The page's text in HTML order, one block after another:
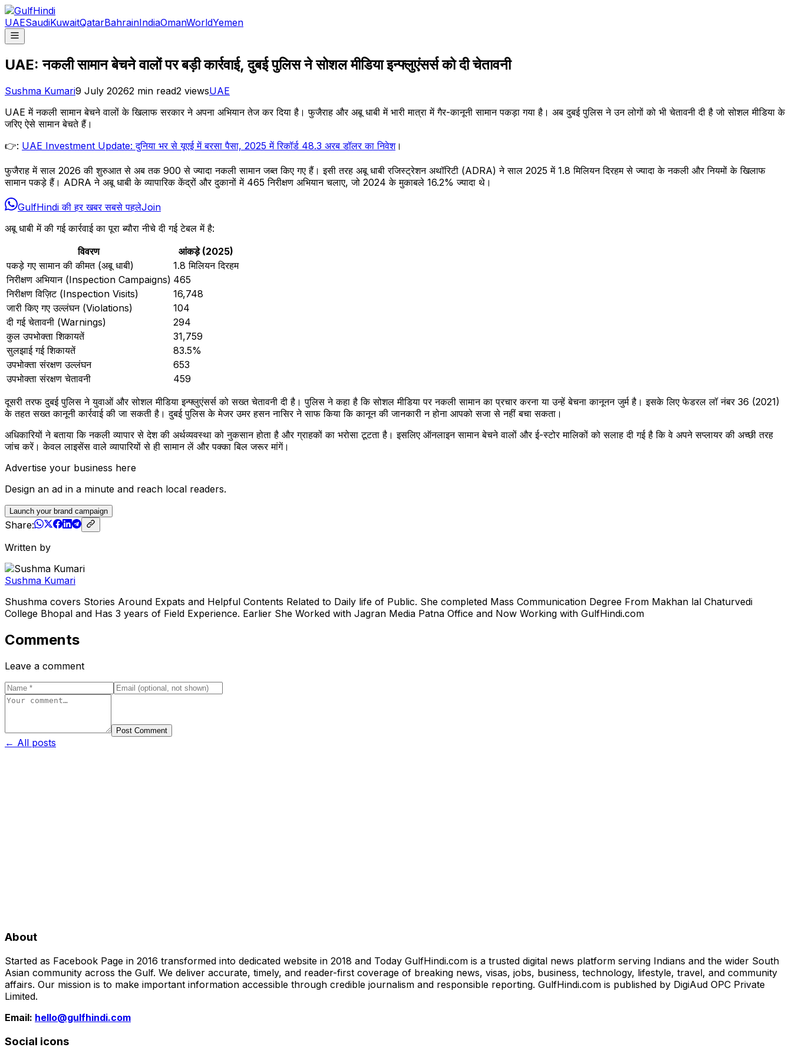
UAESaudiKuwaitQatarBahrainIndiaOmanWorldYemen
UAE: नकली सामान बेचने वालों पर बड़ी कार्रवाई, दुबई पुलिस ने सोशल मीडिया इन्फ्लुएंसर्स को दी चेतावनी
Sushma Kumari9 July 20262 min read2 viewsUAE
UAE में नकली सामान बेचने वालों के खिलाफ सरकार ने अपना अभियान तेज कर दिया है। फुजैराह और अबू धाबी में भारी मात्रा में गैर-कानूनी सामान पकड़ा गया है। अब दुबई पुलिस ने उन लोगों को भी चेतावनी दी है जो सोशल मीडिया के
जरिए ऐसे सामान बेचते हैं।
👉: UAE Investment Update: दुनिया भर से यूएई में बरसा पैसा, 2025 में रिकॉर्ड 48.3 अरब डॉलर का निवेश।
फुजैराह में साल 2026 की शुरुआत से अब तक 900 से ज्यादा नकली सामान जब्त किए गए हैं। इसी तरह अबू धाबी रजिस्ट्रेशन अथॉरिटी (ADRA) ने साल 2025 में 1.8 मिलियन दिरहम से ज्यादा के नकली और नियमों के खिलाफ
सामान पकड़े हैं। ADRA ने अबू धाबी के व्यापारिक केंद्रों और दुकानों में 465 निरीक्षण अभियान चलाए, जो 2024 के मुकाबले 16.2% ज्यादा थे।
GulfHindi की हर खबर सबसे पहलेJoin
अबू धाबी में की गई कार्रवाई का पूरा ब्यौरा नीचे दी गई टेबल में है:
विवरण
आंकड़े (2025)
पकड़े गए सामान की कीमत (अबू धाबी)
1.8 मिलियन दिरहम
निरीक्षण अभियान (Inspection Campaigns) 465
निरीक्षण विज़िट (Inspection Visits)
16,748
जारी किए गए उल्लंघन (Violations)
104
दी गई चेतावनी (Warnings)
294
कुल उपभोक्ता शिकायतें
31,759
सुलझाई गई शिकायतें
83.5%
उपभोक्ता संरक्षण उल्लंघन
653
उपभोक्ता संरक्षण चेतावनी
459
दूसरी तरफ दुबई पुलिस ने युवाओं और सोशल मीडिया इन्फ्लुएंसर्स को सख्त चेतावनी दी है। पुलिस ने कहा है कि सोशल मीडिया पर नकली सामान का प्रचार करना या उन्हें बेचना कानूनन जुर्म है। इसके लिए फेडरल लॉ नंबर 36 (2021)
के तहत सख्त कानूनी कार्रवाई की जा सकती है। दुबई पुलिस के मेजर उमर हसन नासिर ने साफ किया कि कानून की जानकारी न होना आपको सजा से नहीं बचा सकता।
अधिकारियों ने बताया कि नकली व्यापार से देश की अर्थव्यवस्था को नुकसान होता है और ग्राहकों का भरोसा टूटता है। इसलिए ऑनलाइन सामान बेचने वालों और ई-स्टोर मालिकों को सलाह दी गई है कि वे अपने सप्लायर की अच्छी तरह
जांच करें। केवल लाइसेंस वाले व्यापारियों से ही सामान लें और पक्का बिल जरूर मांगें।
Advertise your business here
Design an ad in a minute and reach local readers.
Launch your brand campaign
Share:
Written by
Sushma Kumari
Shushma covers Stories Around Expats and Helpful Contents Related to Daily life of Public. She completed Mass Communication Degree From Makhan lal Chaturvedi
College Bhopal and Has 3 years of Field Experience. Earlier She Worked with Jagran Media Patna Office and Now Working with GulfHindi.com
Comments
Leave a comment
Post Comment
← All posts
About
Started as Facebook Page in 2016 transformed into dedicated website in 2018 and Today GulfHindi.com is a trusted digital news platform serving Indians and the wider South
Asian community across the Gulf. We deliver accurate, timely, and reader-first coverage of breaking news, visas, jobs, business, technology, lifestyle, travel, and community
affairs. Our mission is to make important information accessible through credible journalism and responsible reporting. GulfHindi.com is published by DigiAud OPC Private
Limited.
Email: hello@gulfhindi.com
Social icons